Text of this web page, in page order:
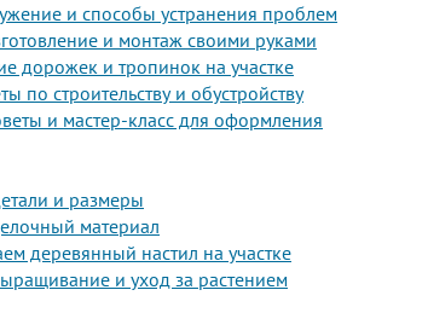
и способы устранения проблем
и монтаж своими руками
дорожек и тропинок на участке
по строительству и обустройству
и мастер-класс для оформления
и размеры
материал
деревянный настил на участке
и уход за растением